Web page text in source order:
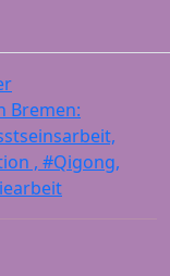
Bremen:
, #Qigong,